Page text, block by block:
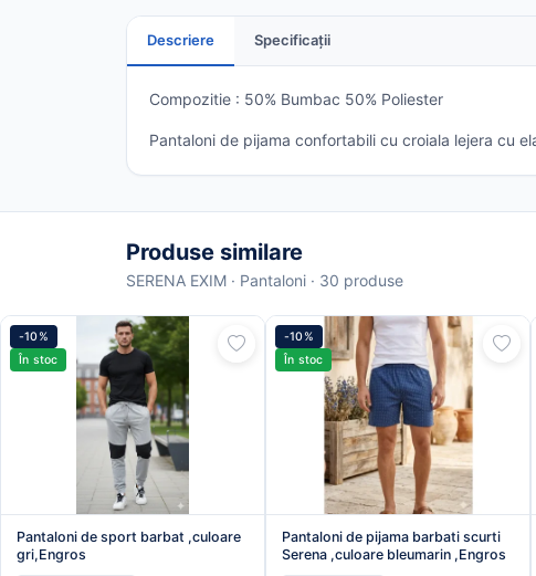
Descriere Specificații
Compozitie : 50% Bumbac 50% Poliester
Pantaloni de pijama confortabili cu croiala lejera cu
Produse similare
SERENA EXIM · Pantaloni · 30 produse
-10%
În stoc
Pantaloni de sport barbat ,culoare
gri,Engros
-10%
În stoc
Pantaloni de pijama barbati scurti
Serena ,culoare bleumarin ,Engros